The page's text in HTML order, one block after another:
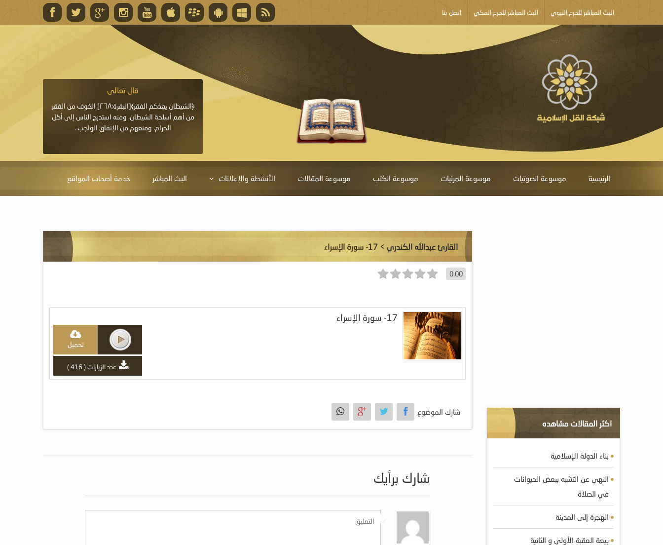
البث المباشر للحرم النبوي البث المباشر للحرم المكي اتصل بنا
قال تعالى
المغفرة لأنها أغلى جائزة، وهي مفتاح باب العطايا التي
قال تعالى
﴿الشيطان يعِدُكم الفقر﴾[البقرة:٢٦٨] الخوف من الفقر
من أهم أسلحة الشيطان، ومنه استدرج الناس إلى أكل
الحرام، ومنعهم من الإنفاق الواجب .
الرئيسية موسوعة الصوتيات موسوعة المرئيات موسوعة الكتب موسوعة المقالات الأنشطة والإعلانات البث المباشر خدمة أصحاب المواقع
القارئ عبدالله الكندري > 17- سورة الإسراء
0.00
17- سورة الإسراء
تحميل
عدد الزيارات ( 416 )
شارك الموضوع
شارك برأيك
اكثر المقالات مشاهده
بناء الدولة الإسلامية
النهي عن التشبه ببعض الحيوانات
في الصلاة
الهجرة إلى المدينة
بيعة العقبة الأولى و الثانية